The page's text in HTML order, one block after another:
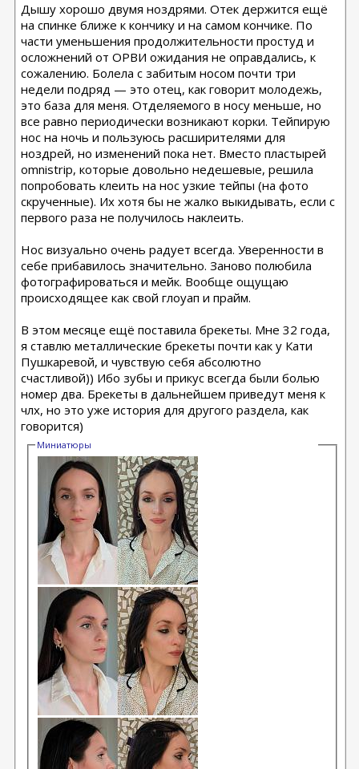
Дышу хорошо двумя ноздрями. Отек держится ещё
на спинке ближе к кончику и на самом кончике. По
части уменьшения продолжительности простуд и
осложнений от ОРВИ ожидания не оправдались, к
сожалению. Болела с забитым носом почти три
недели подряд — это отец, как говорит молодежь,
это база для меня. Отделяемого в носу меньше, но
все равно периодически возникают корки. Тейпирую
нос на ночь и пользуюсь расширителями для
ноздрей, но изменений пока нет. Вместо пластырей
omnistrip, которые довольно недешевые, решила
попробовать клеить на нос узкие тейпы (на фото
скрученные). Их хотя бы не жалко выкидывать, если с
первого раза не получилось наклеить.
Нос визуально очень радует всегда. Уверенности в
себе прибавилось значительно. Заново полюбила
фотографироваться и мейк. Вообще ощущаю
происходящее как свой глоуап и прайм.
В этом месяце ещё поставила брекеты. Мне 32 года,
я ставлю металлические брекеты почти как у Кати
Пушкаревой, и чувствую себя абсолютно
счастливой)) Ибо зубы и прикус всегда были болью
номер два. Брекеты в дальнейшем приведут меня к
члх, но это уже история для другого раздела, как
говорится)
Миниатюры